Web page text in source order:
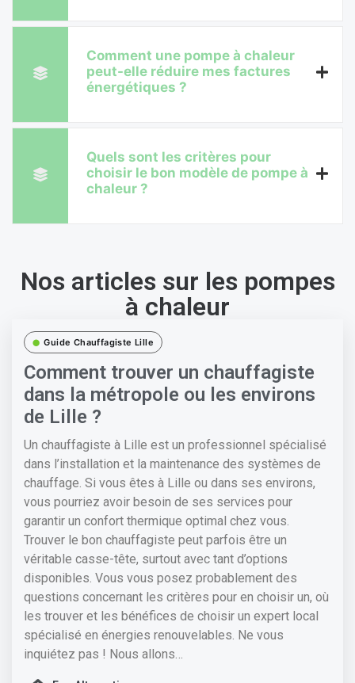
Comment une pompe à chaleur
peut-elle réduire mes factures
énergétiques ?
Quels sont les critères pour
choisir le bon modèle de pompe à
chaleur ?
Nos articles sur les pompes
à chaleur
Guide Chauffagiste Lille
Comment trouver un chauffagiste
dans la métropole ou les environs
de Lille ?
Un chauffagiste à Lille est un professionnel spécialisé
dans l’installation et la maintenance des systèmes de
chauffage. Si vous êtes à Lille ou dans ses environs,
vous pourriez avoir besoin de ses services pour
garantir un confort thermique optimal chez vous.
Trouver le bon chauffagiste peut parfois être un
véritable casse-tête, surtout avec tant d’options
disponibles. Vous vous posez probablement des
questions concernant les critères pour en choisir un, où
les trouver et les bénéfices de choisir un expert local
spécialisé en énergies renouvelables. Ne vous
inquiétez pas ! Nous allons…